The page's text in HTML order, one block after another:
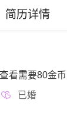
简历详情
查看需要80金币
已婚